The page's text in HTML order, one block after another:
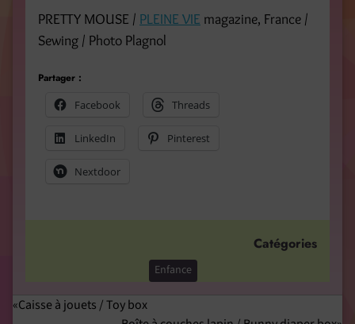
PRETTY MOUSE / PLEINE VIE magazine, France /
Sewing / Photo Plagnol
Partager :
Facebook
Threads
LinkedIn Pinterest
Nextdoor
Catégories
Enfance
Caisse à jouets / Toy box